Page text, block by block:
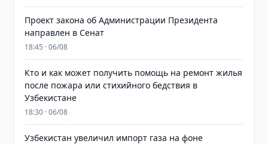
Проект закона об Администрации Президента
направлен в Сенат
18:45 · 06/08
Кто и как может получить помощь на ремонт жилья
после пожара или стихийного бедствия в
Узбекистане
18:30 · 06/08
Узбекистан увеличил импорт газа на фоне